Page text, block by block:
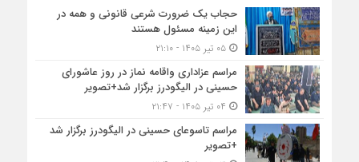
حجاب یک ضرورت شرعی قانونی و همه در
این زمینه مسئول هستند
۰۵ تیر ۱۴۰۵ - ۲۱:۱۰
مراسم عزاداری واقامه نماز در روز عاشورای
حسینی در الیگودرز برگزار شد+تصویر
مراسم تاسوعای حسینی در الیگودرز برگزار شد
+تصویر